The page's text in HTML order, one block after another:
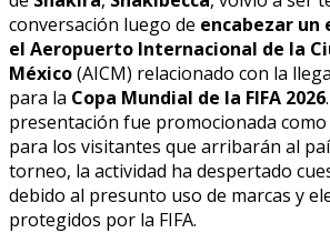
conversación luego de encabezar un
el Aeropuerto Internacional de la
México(AICM) relacionado con la
para la Copa Mundial de la FIFA 2026
presentación fue promocionada
para los visitantes que arribarán al
torneo, la actividad ha despertado
debido al presunto uso de marcas y
protegidos por la FIFA.